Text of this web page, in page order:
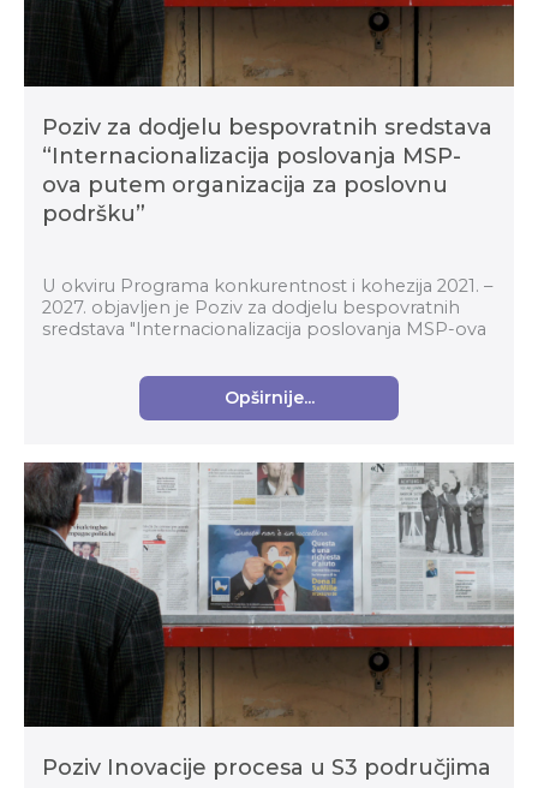
Poziv za dodjelu bespovratnih sredstava
“Internacionalizacija poslovanja MSP-
ova putem organizacija za poslovnu
podršku”
U okviru Programa konkurentnost i kohezija 2021. –
2027. objavljen je Poziv za dodjelu bespovratnih
sredstava "Internacionalizacija poslovanja MSP-ova
Opširnije...
Poziv Inovacije procesa u S3 područjima